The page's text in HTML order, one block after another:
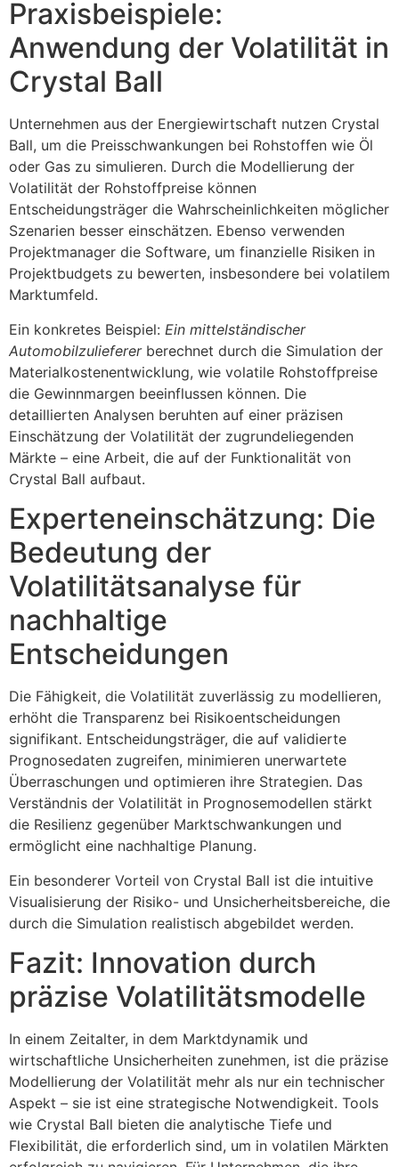
Praxisbeispiele:
Anwendung der Volatilität in
Crystal Ball
Unternehmen aus der Energiewirtschaft nutzen Crystal
Ball, um die Preisschwankungen bei Rohstoffen wie Öl
oder Gas zu simulieren. Durch die Modellierung der
Volatilität der Rohstoffpreise können
Entscheidungsträger die Wahrscheinlichkeiten möglicher
Szenarien besser einschätzen. Ebenso verwenden
Projektmanager die Software, um finanzielle Risiken in
Projektbudgets zu bewerten, insbesondere bei volatilem
Marktumfeld.
Ein konkretes Beispiel: Ein mittelständischer
Automobilzuliefererberechnet durch die Simulation der
Materialkostenentwicklung, wie volatile Rohstoffpreise
die Gewinnmargen beeinflussen können. Die
detaillierten Analysen beruhten auf einer präzisen
Einschätzung der Volatilität der zugrundeliegenden
Märkte – eine Arbeit, die auf der Funktionalität von
Crystal Ball aufbaut.
Experteneinschätzung: Die
Bedeutung der
Volatilitätsanalyse für
nachhaltige
Entscheidungen
Die Fähigkeit, die Volatilität zuverlässig zu modellieren,
erhöht die Transparenz bei Risikoentscheidungen
signifikant. Entscheidungsträger, die auf validierte
Prognosedaten zugreifen, minimieren unerwartete
Überraschungen und optimieren ihre Strategien. Das
Verständnis der Volatilität in Prognosemodellen stärkt
die Resilienz gegenüber Marktschwankungen und
ermöglicht eine nachhaltige Planung.
Ein besonderer Vorteil von Crystal Ball ist die intuitive
Visualisierung der Risiko- und Unsicherheitsbereiche, die
durch die Simulation realistisch abgebildet werden.
Fazit: Innovation durch
präzise Volatilitätsmodelle
In einem Zeitalter, in dem Marktdynamik und
wirtschaftliche Unsicherheiten zunehmen, ist die präzise
Modellierung der Volatilität mehr als nur ein technischer
Aspekt – sie ist eine strategische Notwendigkeit. Tools
wie Crystal Ball bieten die analytische Tiefe und
Flexibilität, die erforderlich sind, um in volatilen Märkten